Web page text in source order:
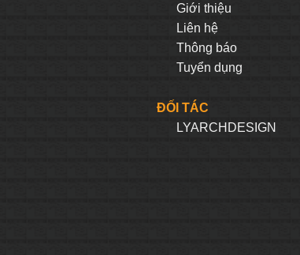
Giới thiệu
Liên hệ
Thông báo
Tuyển dụng
ĐỐI TÁC
LYARCHDESIGN